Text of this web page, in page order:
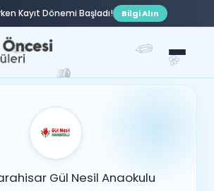
Kayıt Dönemi Başladı! Bilgi Alın
✏️
📚
🍬
✏️ 🌸
✏️
Gül Nesil Anaokulu